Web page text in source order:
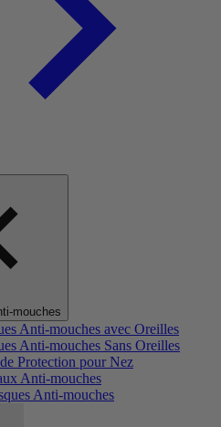
mouches
Anti-mouches avec Oreilles
Anti-mouches Sans Oreilles
Protection pour Nez
Anti-mouches
Anti-mouches